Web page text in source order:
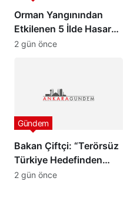
Orman Yangınından
Etkilenen 5 İlde Hasar
Tespit Çalışmaları
2 gün önce
Bakan Çiftçi: “Terörsüz
Türkiye Hedefinden
Dönüş Yoktur”
Gündem
2 gün önce